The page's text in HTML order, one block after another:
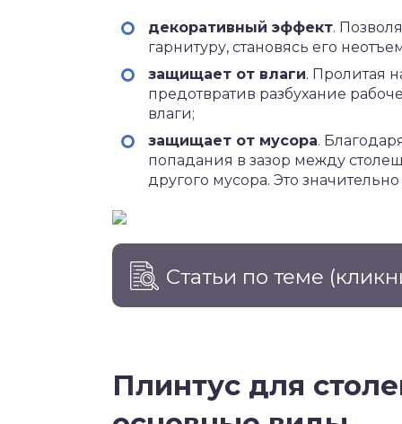
декоративный эффект.
гарнитуру, становясь его
защищает от влаги. Пролитая
предотвратив разбухание
влаги;
защищает от мусора.
попадания в зазор между
другого мусора. Это
Статьи по теме
Плинтус для